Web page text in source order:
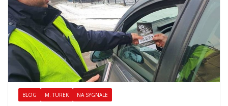
BLOG M. TUREK NA SYGNALE